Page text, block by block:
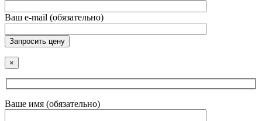
Ваш e-mail (обязательно)
Запросить цену
×
Ваше имя (обязательно)